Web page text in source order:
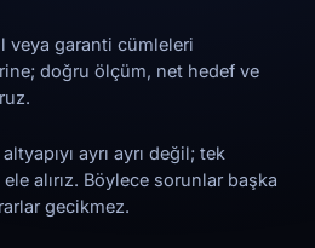
veya garanti cümleleri
doğru ölçüm, net hedef ve
ayrı ayrı değil; tek
alırız. Böylece sorunlar başka
gecikmez.